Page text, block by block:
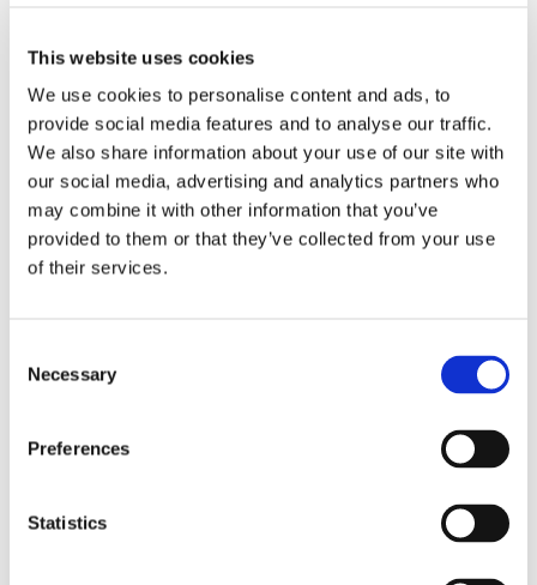
This website uses cookies
We use cookies to personalise content and ads, to
provide social media features and to analyse our traffic.
We also share information about your use of our site with
our social media, advertising and analytics partners who
may combine it with other information that you’ve
provided to them or that they’ve collected from your use
of their services.
Selection
Necessary
Preferences
Statistics
Gravi
maltrattamenti in
famiglia:
condannato il
Lo ha stabilito la Cassazione, con sentenza n.
reato di maltrattamento contro familiari e